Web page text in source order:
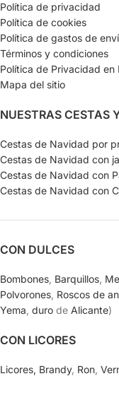
Política de privacidad
Política de cookies
Política de gastos de
Términos y condiciones
Política de Privacidad en
Mapa del sitio
NUESTRAS CESTAS
Cestas de Navidad por
Cestas de Navidad con
Cestas de Navidad con
Cestas de Navidad con
CON DULCES
Bombones Barquillos
Polvorones Roscos de
Yema duro de Alicante)
CON LICORES
Licores, Brandy, Ron